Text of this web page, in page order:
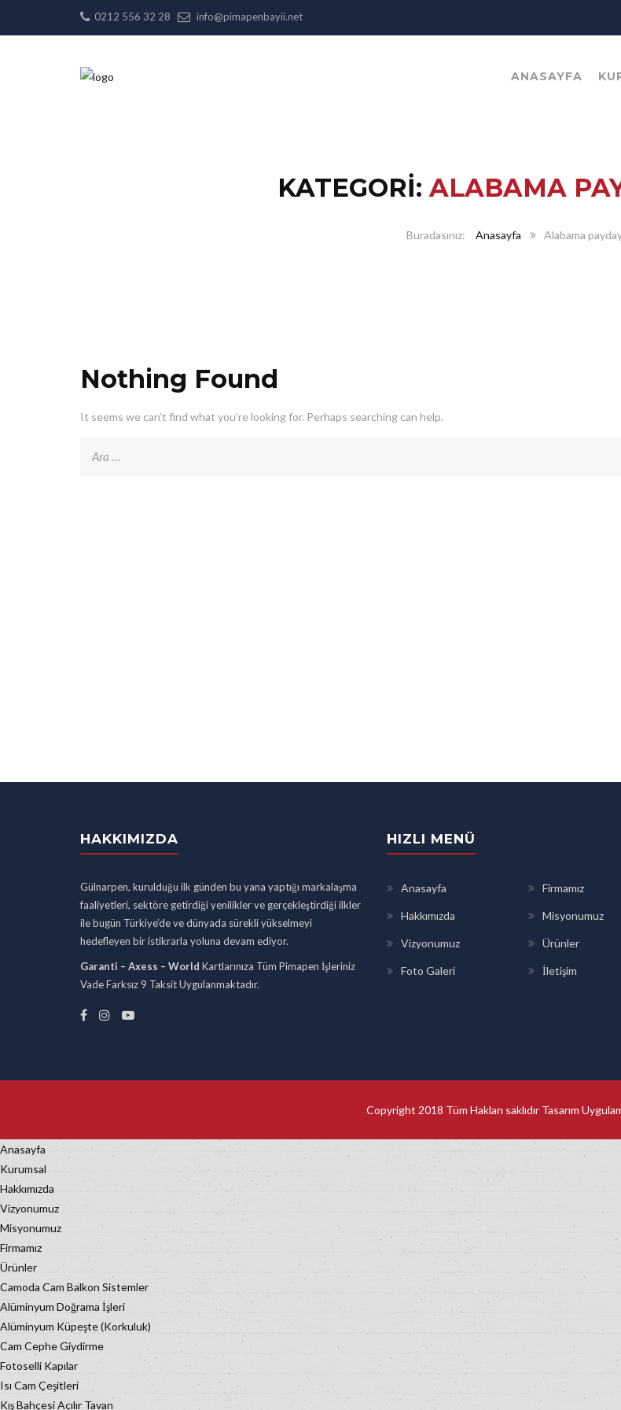
0212 556 32 28 info@pimapenbayii.net
ANASAYFA
KATEGORI: ALABAMA
Anasayfa Alabama
Nothing Found
It seems we can’t find what you’re looking for. Perhaps searching can help.
HAKKIMIZDA
Gülnarpen, kurulduğu ilk günden bu yana yaptığı markalaşma
faaliyetleri, sektöre getirdiği yenilikler ve gerçekleştirdiği ilkler
ile bugün Türkiye’de ve dünyada sürekli yükselmeyi
hedefleyen bir istikrarla yoluna devam ediyor.
Garanti – Axess – World Kartlarınıza Tüm Pimapen İşleriniz
Vade Farksız 9 Taksit Uygulanmaktadır.
HIZLI MENÜ
Anasayfa Firmamız
Hakkımızda Misyonumuz
Vizyonumuz Ürünler
Foto Galeri İletişim
Copyright 2018 Tüm Hakları saklıdır Tasarım
Anasayfa
Kurumsal
Hakkımızda
Vizyonumuz
Misyonumuz
Firmamız
Ürünler
Camoda Cam Balkon Sistemler
Alüminyum Doğrama İşleri
Alüminyum Küpeşte (Korkuluk)
Cam Cephe Giydirme
Fotoselli Kapılar
Isı Cam Çeşitleri
Kış Bahçesi Açılır Tavan